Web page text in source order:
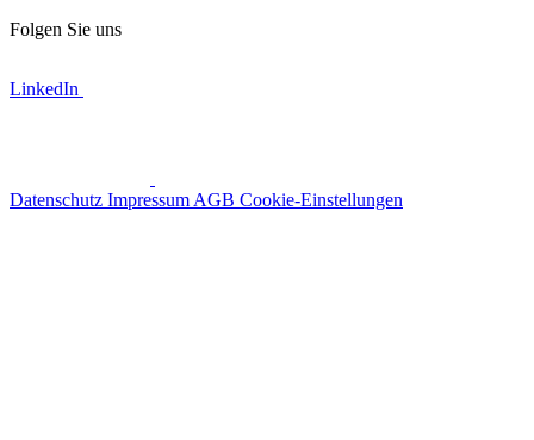
Folgen Sie uns
LinkedIn
Datenschutz Impressum AGB Cookie-Einstellungen